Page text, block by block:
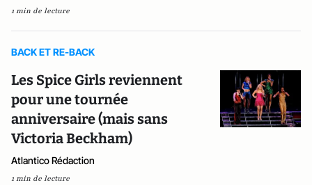
1 min de lecture
BACK ET RE-BACK
Les Spice Girls reviennent
pour une tournée
anniversaire (mais sans
Victoria Beckham)
Atlantico Rédaction
1 min de lecture